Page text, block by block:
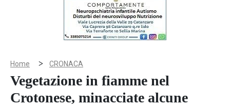
Home > CRONACA
Vegetazione in fiamme nel
Crotonese, minacciate alcune